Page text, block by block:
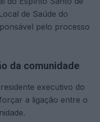
de Saúde do
pelo processo
da comunidade
executivo do
a ligação entre o